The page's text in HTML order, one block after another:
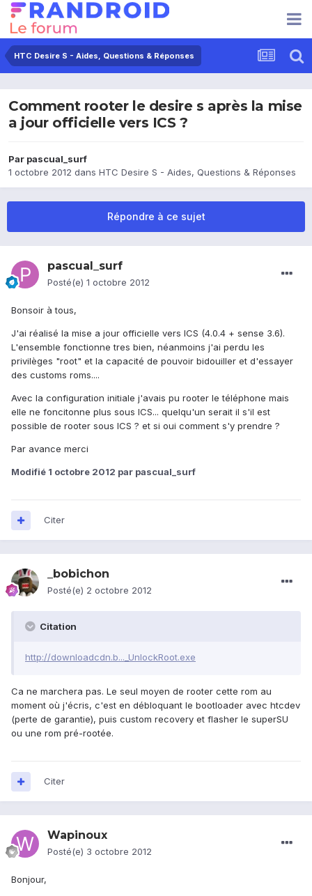
HTC Desire S - Aides, Questions & Réponses
Comment rooter le desire s après la mise
a jour officielle vers ICS ?
Par pascual_surf
1 octobre 2012 dans HTC Desire S - Aides, Questions & Réponses
Répondre à ce sujet
pascual_surf
Posté(e) 1 octobre 2012
Bonsoir à tous,
J'ai réalisé la mise a jour officielle vers ICS (4.0.4 + sense 3.6).
L'ensemble fonctionne tres bien, néanmoins j'ai perdu les
privilèges "root" et la capacité de pouvoir bidouiller et d'essayer
des customs roms....
Avec la configuration initiale j'avais pu rooter le téléphone mais
elle ne foncitonne plus sous ICS... quelqu'un serait il s'il est
possible de rooter sous ICS ? et si oui comment s'y prendre ?
Par avance merci
Modifié 1 octobre 2012 par pascual_surf
Citer
_bobichon
Posté(e) 2 octobre 2012
Citation
http://downloadcdn.b..._UnlockRoot.exe
Ca ne marchera pas. Le seul moyen de rooter cette rom au
moment où j'écris, c'est en débloquant le bootloader avec htcdev
(perte de garantie), puis custom recovery et flasher le superSU
ou une rom pré-rootée.
Citer
Wapinoux
Posté(e) 3 octobre 2012
Bonjour,